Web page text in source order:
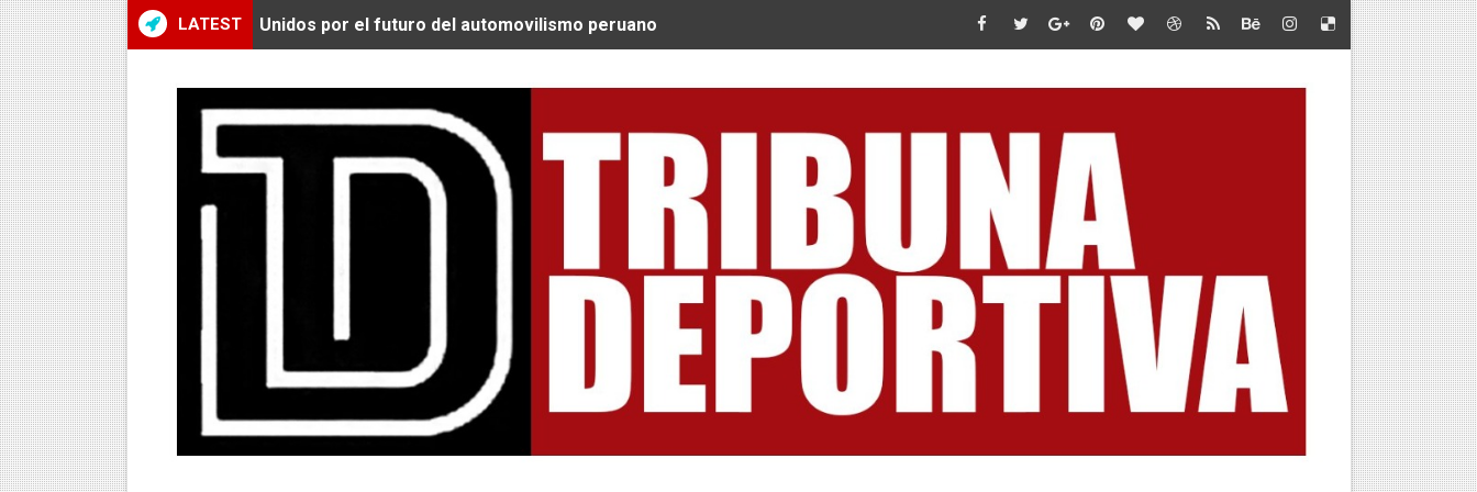
LATEST Unidos por el futuro del automovilismo peruano
Radamel Falcao: “Espero seguir construyendo un legado que inspire a nuevas generaciones de jóvenes”
MARATÓN DE LIMA: EL CHEQUEO MÉDICO COMO LA VERDADERA CLAVE PARA CRUZAR LA META
CLAUDIO PIZARRO: "YO ESPERABA MUCHO MÁS DE CHEMO"
URUBAMBA CORONÓ A LOS ARGENTINOS GAJDOSECH Y CALDERÓN COMO LOS MEJORES DEL AMERICAN SERIES SANTÍSIMO DOWNHILL 2026
SANTÍSIMO DOWNHILL 2026: CICLISTAS DE TODO EL CONTINENTE LLEGAN A URUBAMBA POR CUPO AL MUNDIAL
Se inauguró el Campeonato Nacional Sub 15 de Vóley Masculino en la VIDENA
ÁNGELO CARO SE CONSAGRA SUBCAMPEÓN MUNDIAL EN SKATEBOARDING